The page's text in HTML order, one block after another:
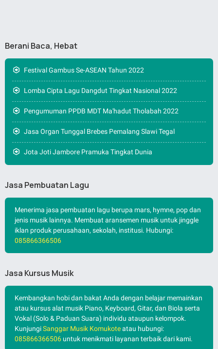
Berani Baca, Hebat
Festival Gambus Se-ASEAN Tahun 2022
Lomba Cipta Lagu Dangdut Tingkat Nasional 2022
Pengumuman PPDB MDT Ma'hadut Tholabah 2022
Jasa Organ Tunggal Brebes Pemalang Slawi Tegal
Jota Joti Jambore Pramuka Tingkat Dunia
Jasa Pembuatan Lagu
Menerima jasa pembuatan lagu berupa mars, hymne, pop dan
jenis musik lainnya. Membuat aransemen musik untuk jinggle
iklan produk perusahaan, sekolah, institusi. Hubungi:
085866366506
Jasa Kursus Musik
Kembangkan hobi dan bakat Anda dengan belajar memainkan
atau kursus alat musik Piano, Keyboard, Gitar, dan Biola serta
Vokal (Solo & Paduan Suara) individu ataupun kelompok.
KunjungiSanggar Musik Komukoteatau hubungi:
085866366506 untuk menikmati layanan terbaik dari kami.